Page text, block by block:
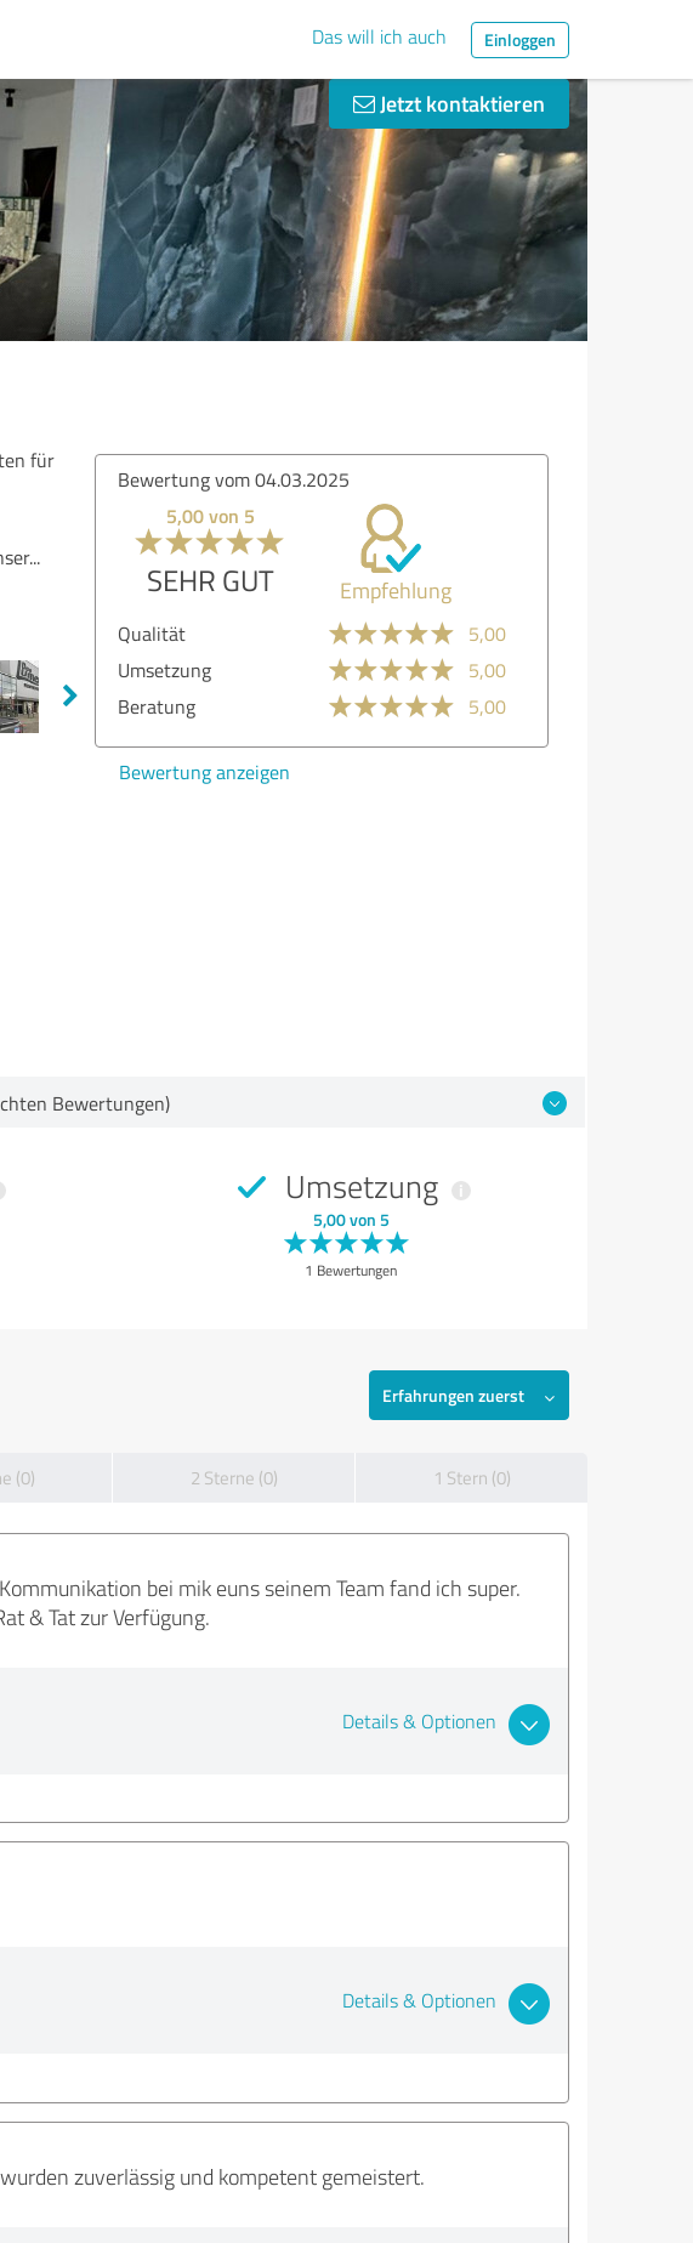
Das will ich auch Einloggen
Jetzt kontaktieren
für
...
Bewertung vom 04.03.2025
5,00 von 5
SEHR GUT Empfehlung
Qualität
5,00
Umsetzung
5,00
Beratung
5,00
Bewertung anzeigen
Bewertungen)
Umsetzung
5,00 von 5
1 Bewertungen
Erfahrungen zuerst
(0) 2 Sterne (0) 1 Stern (0)
bei mik euns seinem Team fand ich super.
& Tat zur Verfügung.
Details & Optionen
Details & Optionen
zuverlässig und kompetent gemeistert.